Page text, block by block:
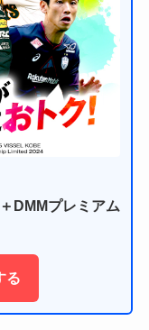
DMMプレミアム
る